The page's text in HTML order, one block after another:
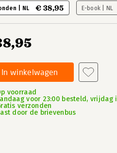
| NL € 38,95 E-book | NL
In winkelwagen
voorraad
voor 23:00 besteld, vrijdag
verzonden
door de brievenbus